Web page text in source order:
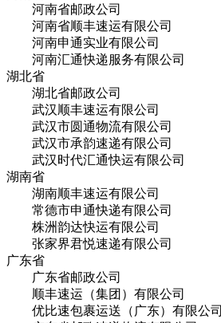
河南省邮政公司
河南省顺丰速运有限公司
河南申通实业有限公司
河南汇通快递服务有限公司
湖北省
湖北省邮政公司
武汉顺丰速运有限公司
武汉市圆通物流有限公司
武汉市承韵速递有限公司
武汉时代汇通快运有限公司
湖南省
湖南顺丰速运有限公司
常德市申通快递有限公司
株洲韵达快运有限公司
张家界君悦速递有限公司
广东省
广东省邮政公司
顺丰速运（集团）有限公司
优比速包裹运送（广东）有限公司